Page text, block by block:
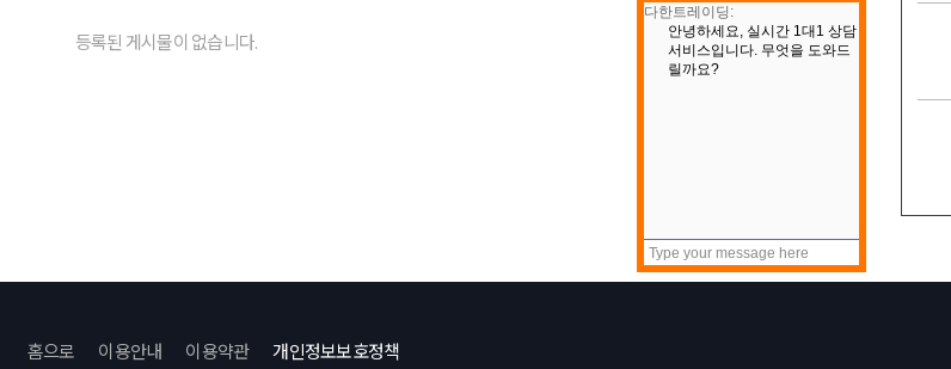
등록된 게시물이 없습니다.
홈으로 이용안내 이용약관 개인정보보호정책